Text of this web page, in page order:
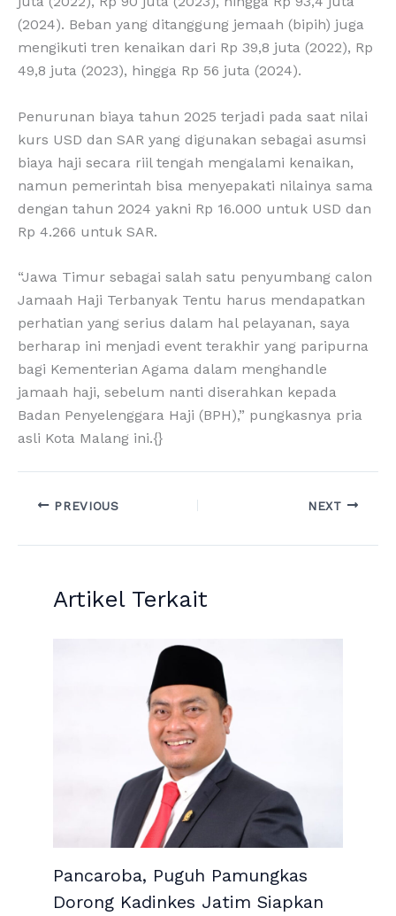
(2024). Beban yang ditanggung jemaah (bipih) juga
mengikuti tren kenaikan dari Rp 39,8 juta (2022), Rp
49,8 juta (2023), hingga Rp 56 juta (2024).
Penurunan biaya tahun 2025 terjadi pada saat nilai
kurs USD dan SAR yang digunakan sebagai asumsi
biaya haji secara riil tengah mengalami kenaikan,
namun pemerintah bisa menyepakati nilainya sama
dengan tahun 2024 yakni Rp 16.000 untuk USD dan
Rp 4.266 untuk SAR.
“Jawa Timur sebagai salah satu penyumbang calon
Jamaah Haji Terbanyak Tentu harus mendapatkan
perhatian yang serius dalam hal pelayanan, saya
berharap ini menjadi event terakhir yang paripurna
bagi Kementerian Agama dalam menghandle
jamaah haji, sebelum nanti diserahkan kepada
Badan Penyelenggara Haji (BPH),” pungkasnya pria
asli Kota Malang ini.{}
PREVIOUS NEXT
Artikel Terkait
Pancaroba, Puguh Pamungkas
Dorong Kadinkes Jatim Siapkan